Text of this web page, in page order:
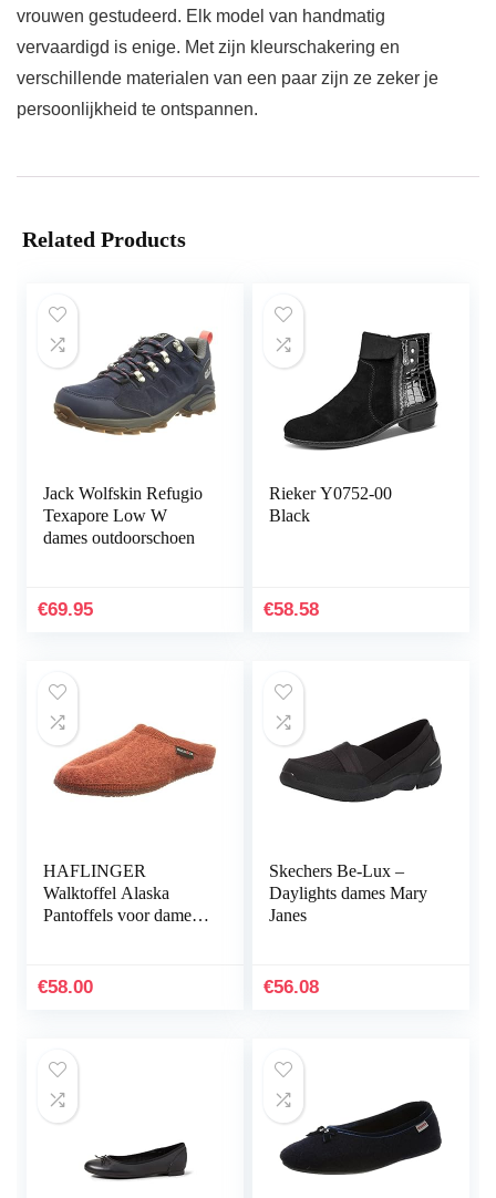
vrouwen gestudeerd. Elk model van handmatig
vervaardigd is enige. Met zijn kleurschakering en
verschillende materialen van een paar zijn ze zeker je
persoonlijkheid te ontspannen.
Related Products
Jack Wolfskin Refugio
Texapore Low W
dames outdoorschoen
€69.95
Rieker Y0752-00
Black
€58.58
HAFLINGER
Walktoffel Alaska
Pantoffels voor dames,
€58.00
Skechers Be-Lux –
Daylights dames Mary
Janes
€56.08